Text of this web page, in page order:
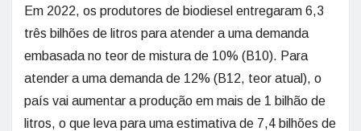
Em 2022, os produtores de biodiesel entregaram 6,3
três bilhões de litros para atender a uma demanda
embasada no teor de mistura de 10% (B10). Para
atender a uma demanda de 12% (B12, teor atual), o
país vai aumentar a produção em mais de 1 bilhão de
litros, o que leva para uma estimativa de 7,4 bilhões de